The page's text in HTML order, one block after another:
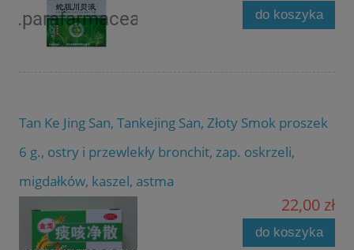
do koszyka
Tan Ke Jing San, Tankejing San, Złoty Smok proszek
6 g., ostry i przewlekły bronchit, zap. oskrzeli,
migdałków, kaszel, astma
22,00 zł
do koszyka